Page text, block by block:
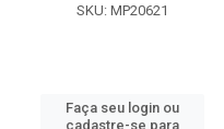
SKU: MP20621
Faça seu login ou
cadastre-se para